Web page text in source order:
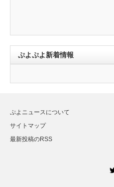
ぷよぷよ新着情報
ぷよニュースについて
サイトマップ
最新投稿のRSS